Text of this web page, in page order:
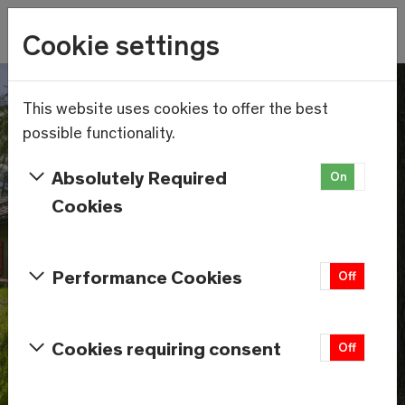
Skip to main content
17.3°C
Wetter
Cookie settings
This website uses cookies to offer the best
possible functionality.
Absolutely Required
Cookies
On
Performance Cookies Off
Cookies requiring consent Off